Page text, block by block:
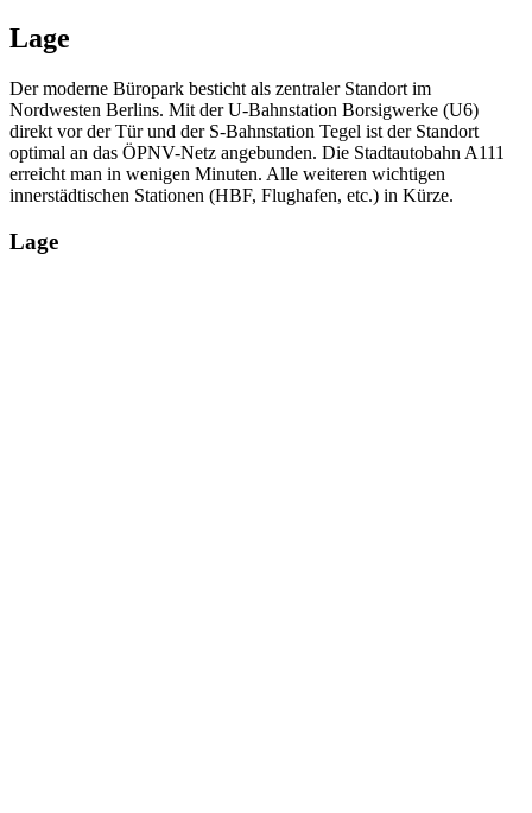
Lage
Der moderne Büropark besticht als zentraler Standort im
Nordwesten Berlins. Mit der U-Bahnstation Borsigwerke (U6)
direkt vor der Tür und der S-Bahnstation Tegel ist der Standort
optimal an das ÖPNV-Netz angebunden. Die Stadtautobahn A111
erreicht man in wenigen Minuten. Alle weiteren wichtigen
innerstädtischen Stationen (HBF, Flughafen, etc.) in Kürze.
Lage